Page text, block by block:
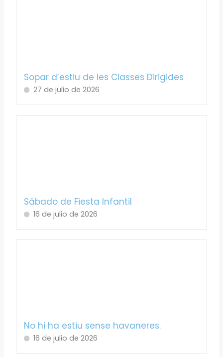
Sopar d’estiu de les Classes Dirigides
27 de julio de 2026
Sábado de Fiesta Infantil
16 de julio de 2026
No hi ha estiu sense havaneres.
16 de julio de 2026